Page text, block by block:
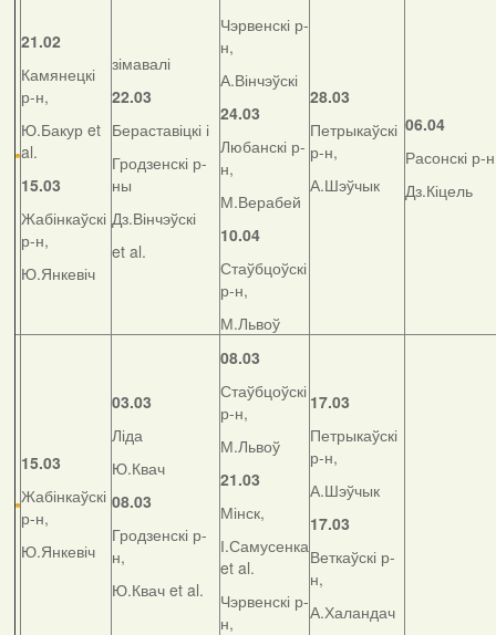
21.02
Камянецкі
р-н,
Ю.Бакур et
al.
15.03
Жабінкаўскі
р-н,
Ю.Янкевіч
зімавалі
22.03
Бераставіцкі і
Гродзенскі р-
ны
Дз.Вінчэўскі
et al.
Чэрвенскі р-
н,
А.Вінчэўскі
24.03
Любанскі р-
н,
М.Верабей
10.04
Стаўбцоўскі
р-н,
М.Львоў
28.03
Петрыкаўскі
р-н,
А.Шэўчык
06.04
Расонскі р-
Дз.Кіцель
15.03
Жабінкаўскі
р-н,
Ю.Янкевіч
03.03
Ліда
Ю.Квач
08.03
Гродзенскі р-
н,
Ю.Квач et al.
08.03
Стаўбцоўскі
р-н,
М.Львоў
21.03
Мінск,
І.Самусенка
et al.
Чэрвенскі р-
н,
17.03
Петрыкаўскі
р-н,
А.Шэўчык
17.03
Веткаўскі р-
н,
А.Халандач